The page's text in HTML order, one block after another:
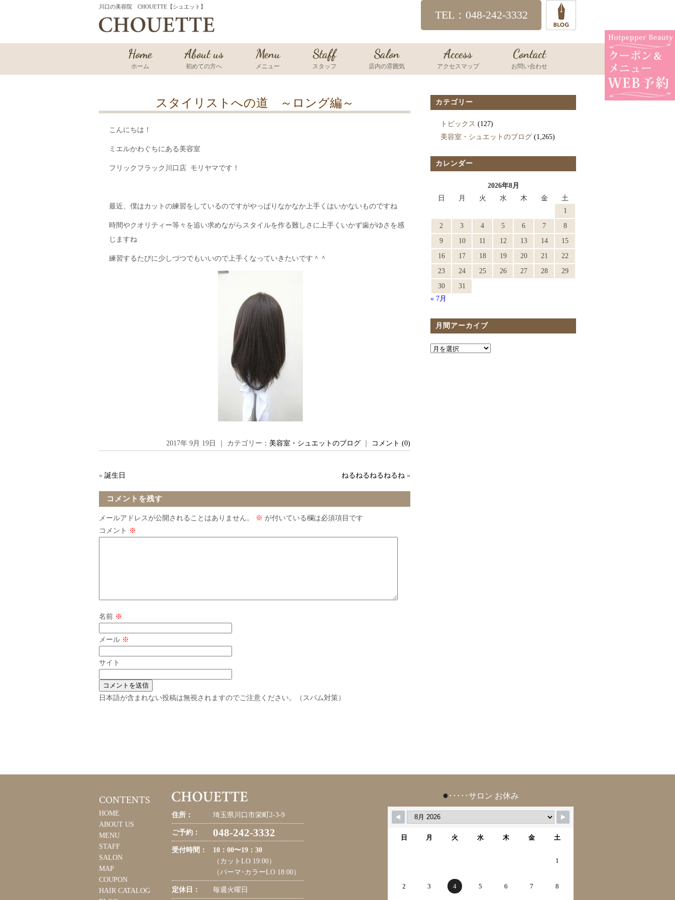
川口の美容院 CHOUETTE【シュエット】
TEL：048-242-3332
Home
ホーム
About us
初めての方へ
Menu
メニュー
Staff
スタッフ
Salon
店内の雰囲気
Access
アクセスマップ
Contact
お問い合わせ
スタイリストへの道 ～ロング編～
こんにちは！
ミエルかわぐちにある美容室
フリックフラック川口店 モリヤマです！
最近、僕はカットの練習をしているのですがやっぱりなかなか上手くはいかないものですね
時間やクオリティー等々を追い求めながらスタイルを作る難しさに上手くいかず歯がゆさを感
じますね
練習するたびに少しづつでもいいので上手くなっていきたいです＾＾
2017年 9月 19日 ｜ カテゴリー： 美容室・シュエットのブログ コメント (0)
« 誕生日 ねるねるねるねるね »
コメントを残す
メールアドレスが公開されることはありません。 ※ が付いている欄は必須項目です
コメント ※
名前 ※
メール ※
サイト
日本語が含まれない投稿は無視されますのでご注意ください。（スパム対策）
カテゴリー
トピックス (127)
美容室・シュエットのブログ (1,265)
カレンダー
2026年8月
日
月 火 水 木 金
土
1
2
3 4 5 6 7
8
9
10 11 12 13 14
15
16
17 18 19 20 21
22
23
24 25 26 27 28
29
30
31
« 7月
月間アーカイブ
CONTENTS
HOME
ABOUT US
MENU
STAFF
SALON
MAP
COUPON
HAIR CATALOG
住所： 埼玉県川口市栄町2-3-9
ご予約： 048-242-3332
受付時間：
10：00〜19：30
（カットLO 19:00）
（パーマ･カラーLO 18:00）
定休日： 毎週火曜日
● ･････サロン お休み
日 月 火 水 木 金 土
1
2 3 4 5 6 7 8